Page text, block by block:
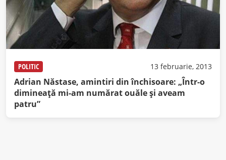
POLITIC 13 februarie, 2013
Adrian Năstase, amintiri din închisoare: „Într-o
dimineaţă mi-am numărat ouăle şi aveam
patru”